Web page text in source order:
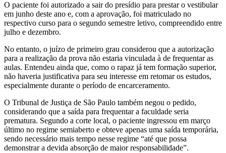
O paciente foi autorizado a sair do presídio para prestar o vestibular
em junho deste ano e, com a aprovação, foi matriculado no
respectivo curso para o segundo semestre letivo, compreendido entre
julho e dezembro.
No entanto, o juízo de primeiro grau considerou que a autorização
para a realização da prova não estaria vinculada à de frequentar as
aulas. Entendeu ainda que, como o rapaz já tem formação superior,
não haveria justificativa para seu interesse em retomar os estudos,
especialmente durante o período de encarceramento.
O Tribunal de Justiça de São Paulo também negou o pedido,
considerando que a saída para frequentar a faculdade seria
prematura. Segundo a corte local, o paciente ingressou em março
último no regime semiaberto e obteve apenas uma saída temporária,
sendo necessário mais tempo nesse regime “até que possa
demonstrar a devida absorção de maior responsabilidade”.